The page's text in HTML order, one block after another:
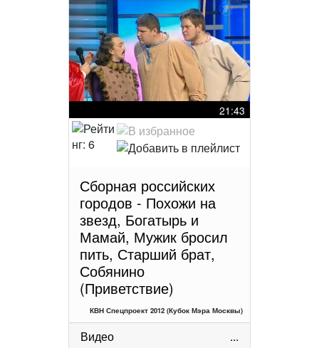
21:43
Сборная российских
городов - Похожи на
звезд, Богатырь и
Мамай, Мужик бросил
пить, Старший брат,
Собянино
(Приветствие)
КВН Спецпроект 2012 (Кубок Мэра Москвы)
Видео ...